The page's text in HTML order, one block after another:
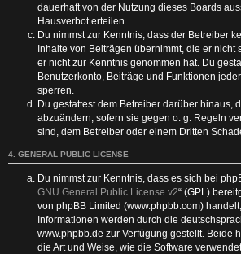
dauerhaft von der Nutzung dieses Boards
Hausverbot erteilen.
Du nimmst zur Kenntnis, dass der Betreiber
Inhalte von Beiträgen übernimmt, die er nicht
er nicht zur Kenntnis genommen hat. Du
Benutzerkonto, Beiträge und Funktionen
sperren.
Du gestattest dem Betreiber darüber hinaus,
abzuändern, sofern sie gegen o. g. Regeln
sind, dem Betreiber oder einem Dritten
4. GENERAL PUBLIC LICENSE
Du nimmst zur Kenntnis, dass es sich bei
GNU General Public License v2“ (GPL)
von phpBB Limited (www.phpbb.com)
Informationen werden durch die
www.phpbb.de zur Verfügung gestellt. Beide
die Art und Weise, wie die Software